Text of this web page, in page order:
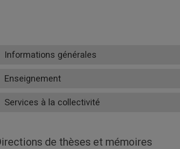
Informations générales
Enseignement
Services à la collectivité
de thèses et mémoires